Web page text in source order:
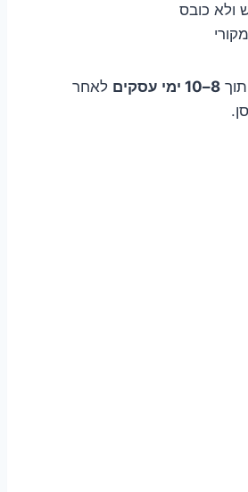
ולא כובס
8–10 ימי עסקים
לאחר